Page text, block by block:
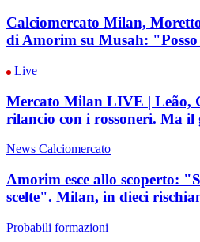
Calciomercato Milan,
di Amorim su Musah:
Live
Mercato Milan LIVE | Leão,
rilancio con i rossoneri. Ma il
News Calciomercato
Amorim esce allo scoperto:
scelte". Milan, in dieci
Probabili formazioni